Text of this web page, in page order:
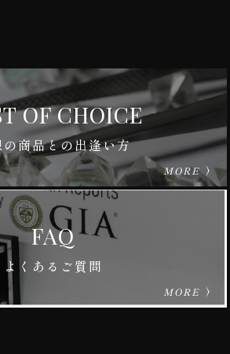
OF CHOICE
の商品との出逢い方
MORE
FAQ
よくあるご質問
MORE